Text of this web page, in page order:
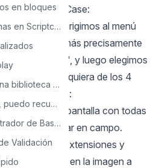
en bloques
Creando nuevos temas en Scriptcase
Creación y uso de una biblioteca en Scriptcase
Elimina mi aplicación, puedo recuperarla?
Utilizando el Administrador de Base de Datos
Validación
en ScriptCase:
nos dirigimos al menú
aplicación, más precisamente
-> Su Campo", y luego elegimos
puede ser cualquiera de los 4
anteriormente:
se abrirá la pantalla con todas
a realizar en campo.
en la opción "Extensiones y
se muestra en la imagen a